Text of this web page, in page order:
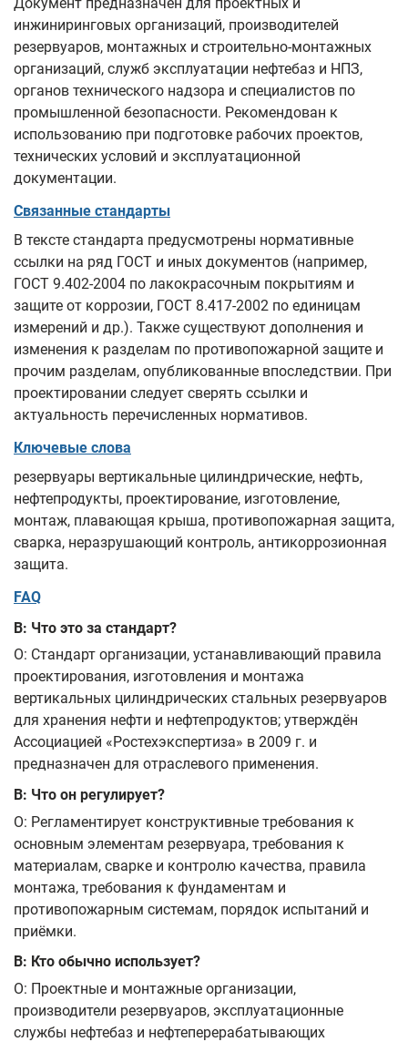
инжиниринговых организаций, производителей
резервуаров, монтажных и строительно‑монтажных
организаций, служб эксплуатации нефтебаз и НПЗ,
органов технического надзора и специалистов по
промышленной безопасности. Рекомендован к
использованию при подготовке рабочих проектов,
технических условий и эксплуатационной
документации.
Связанные стандарты
В тексте стандарта предусмотрены нормативные
ссылки на ряд ГОСТ и иных документов (например,
ГОСТ 9.402‑2004 по лакокрасочным покрытиям и
защите от коррозии, ГОСТ 8.417‑2002 по единицам
измерений и др.). Также существуют дополнения и
изменения к разделам по противопожарной защите и
прочим разделам, опубликованные впоследствии. При
проектировании следует сверять ссылки и
актуальность перечисленных нормативов.
Ключевые слова
резервуары вертикальные цилиндрические, нефть,
нефтепродукты, проектирование, изготовление,
монтаж, плавающая крыша, противопожарная защита,
сварка, неразрушающий контроль, антикоррозионная
защита.
FAQ
В: Что это за стандарт?
О: Стандарт организации, устанавливающий правила
проектирования, изготовления и монтажа
вертикальных цилиндрических стальных резервуаров
для хранения нефти и нефтепродуктов; утверждён
Ассоциацией «Ростехэкспертиза» в 2009 г. и
предназначен для отраслевого применения.
В: Что он регулирует?
О: Регламентирует конструктивные требования к
основным элементам резервуара, требования к
материалам, сварке и контролю качества, правила
монтажа, требования к фундаментам и
противопожарным системам, порядок испытаний и
приёмки.
В: Кто обычно использует?
О: Проектные и монтажные организации,
производители резервуаров, эксплуатационные
службы нефтебаз и нефтеперерабатывающих